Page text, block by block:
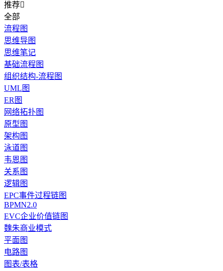
推荐
全部
流程图
思维导图
思维笔记
基础流程图
组织结构-流程图
UML图
ER图
网络拓扑图
原型图
架构图
泳道图
韦恩图
关系图
逻辑图
EPC事件过程链图
BPMN2.0
EVC企业价值链图
魏朱商业模式
平面图
电路图
图表/表格